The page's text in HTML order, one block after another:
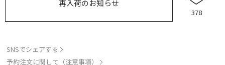
再入荷のお知らせ
378
SNSでシェアする
予約注文に関して（注意事項）